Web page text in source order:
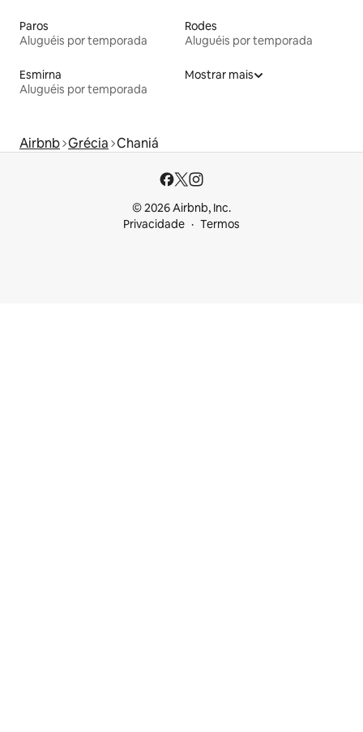
Paros
Aluguéis por temporada
Rodes
Aluguéis por temporada
Esmirna
Aluguéis por temporada
Mostrar mais
Airbnb Grécia Chaniá
© 2026 Airbnb, Inc.
Privacidade
Termos